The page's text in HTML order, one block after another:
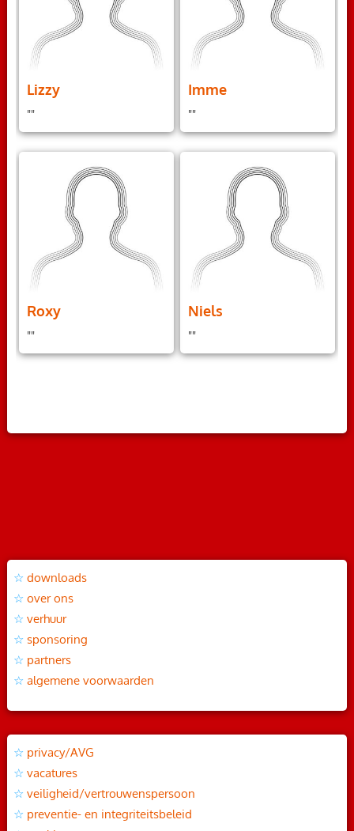
Lizzy
""
Imme
""
Roxy
""
Niels
""
downloads
over ons
verhuur
sponsoring
partners
algemene voorwaarden
privacy/AVG
vacatures
veiligheid/vertrouwenspersoon
preventie- en integriteitsbeleid